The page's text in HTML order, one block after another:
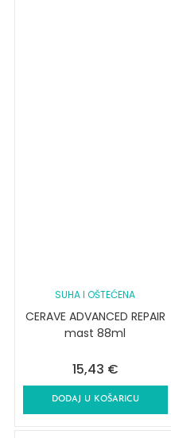
SUHA I OŠTEĆENA
CERAVE ADVANCED REPAIR
mast 88ml
15,43 €
DODAJ U KOŠARICU